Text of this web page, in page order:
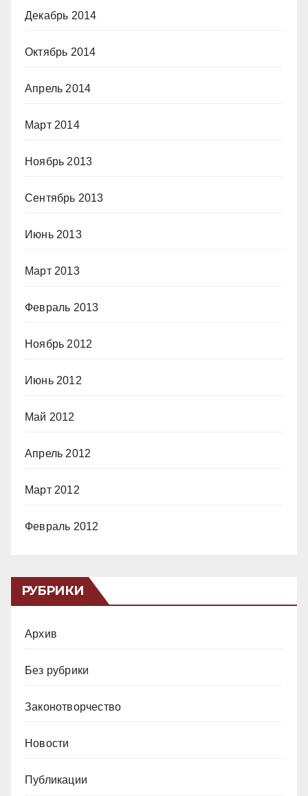
Декабрь 2014
Октябрь 2014
Апрель 2014
Март 2014
Ноябрь 2013
Сентябрь 2013
Июнь 2013
Март 2013
Февраль 2013
Ноябрь 2012
Июнь 2012
Май 2012
Апрель 2012
Март 2012
Февраль 2012
РУБРИКИ
Архив
Без рубрики
Законотворчество
Новости
Публикации